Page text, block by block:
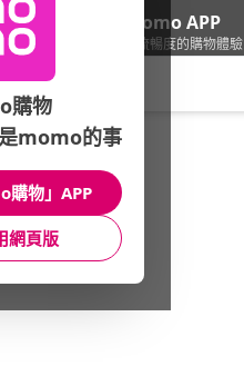
下載momo APP
給你3倍流暢度的購物體驗
鞋包箱/流行包/品牌總覽
館長推薦 月銷量
購物
momo的事
購物」APP
網頁版